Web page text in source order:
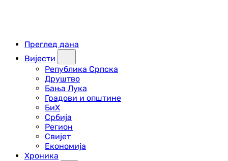
Преглед дана
Вијести
Република Српска
Друштво
Бања Лука
Градови и општине
БиХ
Србија
Регион
Свијет
Економија
Хроника